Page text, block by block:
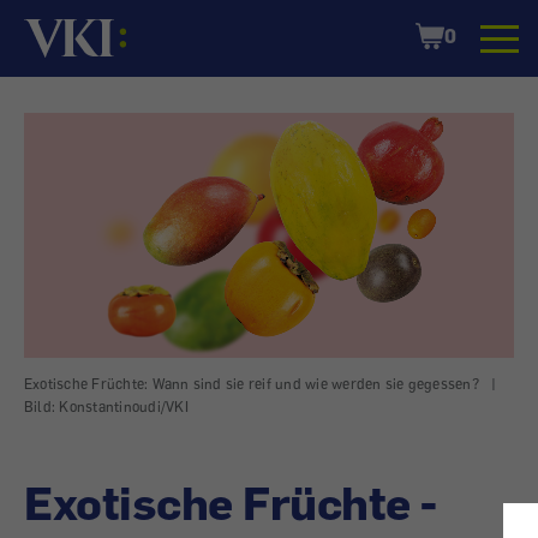
Startseite
Shopping
Cart
0
Exotische Früchte: Wann sind sie reif und wie werden sie gegessen?
|
Bild: Konstantinoudi/VKI
Exotische Früchte -